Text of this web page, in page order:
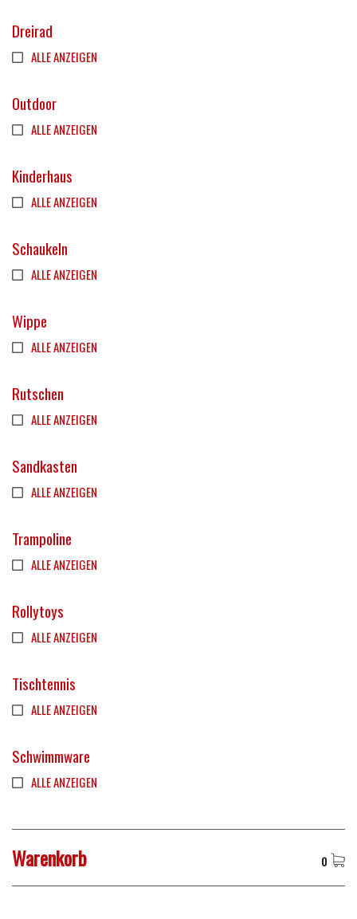
Dreirad
ALLE ANZEIGEN
Outdoor
ALLE ANZEIGEN
Kinderhaus
ALLE ANZEIGEN
Schaukeln
ALLE ANZEIGEN
Wippe
ALLE ANZEIGEN
Rutschen
ALLE ANZEIGEN
Sandkasten
ALLE ANZEIGEN
Trampoline
ALLE ANZEIGEN
Rollytoys
ALLE ANZEIGEN
Tischtennis
ALLE ANZEIGEN
Schwimmware
ALLE ANZEIGEN
Warenkorb 0